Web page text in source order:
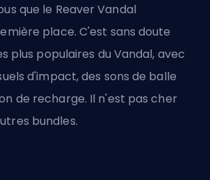
que le Reaver Vandal
place. C'est sans doute
plus populaires du Vandal, avec
d'impact, des sons de balle
de recharge. Il n'est pas cher
bundles.